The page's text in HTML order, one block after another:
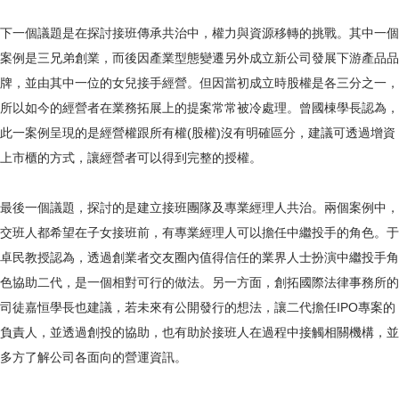
下一個議題是在探討接班傳承共治中，權力與資源移轉的挑戰。其中一個
案例是三兄弟創業，而後因產業型態變遷另外成立新公司發展下游產品品
牌，並由其中一位的女兒接手經營。但因當初成立時股權是各三分之一，
所以如今的經營者在業務拓展上的提案常常被冷處理。曾國棟學長認為，
此一案例呈現的是經營權跟所有權(股權)沒有明確區分，建議可透過增資
上市櫃的方式，讓經營者可以得到完整的授權。
最後一個議題，探討的是建立接班團隊及專業經理人共治。兩個案例中，
交班人都希望在子女接班前，有專業經理人可以擔任中繼投手的角色。于
卓民教授認為，透過創業者交友圈內值得信任的業界人士扮演中繼投手角
色協助二代，是一個相對可行的做法。另一方面，創拓國際法律事務所的
司徒嘉恒學長也建議，若未來有公開發行的想法，讓二代擔任IPO專案的
負責人，並透過創投的協助，也有助於接班人在過程中接觸相關機構，並
多方了解公司各面向的營運資訊。